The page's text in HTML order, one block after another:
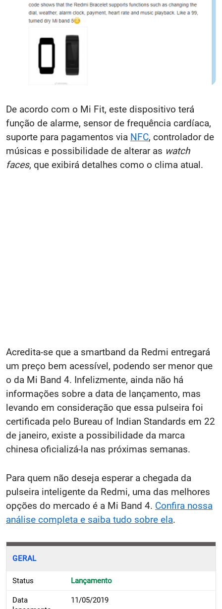
De acordo com o Mi Fit, este dispositivo terá
função de alarme, sensor de frequência cardíaca,
suporte para pagamentos via NFC, controlador de
músicas e possibilidade de alterar as watch
faces, que exibirá detalhes como o clima atual.
Acredita-se que a smartband da Redmi entregará
um preço bem acessível, podendo ser menor que
o da Mi Band 4. Infelizmente, ainda não há
informações sobre a data de lançamento, mas
levando em consideração que essa pulseira foi
certificada pelo Bureau of Indian Standards em 22
de janeiro, existe a possibilidade da marca
chinesa oficializá-la nas próximas semanas.
Para quem não deseja esperar a chegada da
pulseira inteligente da Redmi, uma das melhores
opções do mercado é a Mi Band 4. Confira nossa
análise completa e saiba tudo sobre ela.
GERAL
Status Lançamento
Data
11/05/2019